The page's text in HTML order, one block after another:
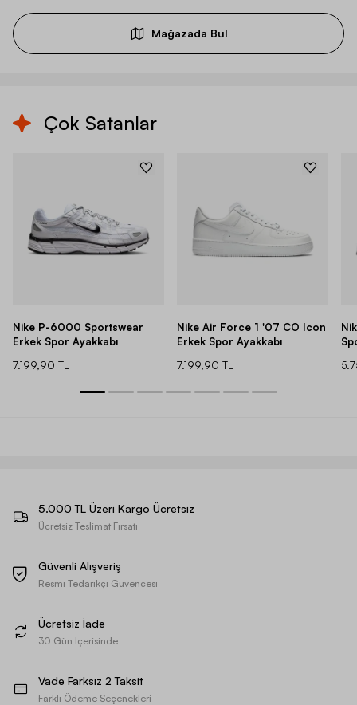
Mağazada Bul
Çok Satanlar
Nike P-6000 Sportswear
Erkek Spor Ayakkabı
7.199,90 TL
Nike Air Force 1 '07 CO Icon
Erkek Spor Ayakkabı
7.199,90 TL
5.000 TL Üzeri Kargo Ücretsiz
Ücretsiz Teslimat Fırsatı
Güvenli Alışveriş
Resmi Tedarikçi Güvencesi
Ücretsiz İade
30 Gün İçerisinde
Vade Farksız 2 Taksit
Farklı Ödeme Seçenekleri